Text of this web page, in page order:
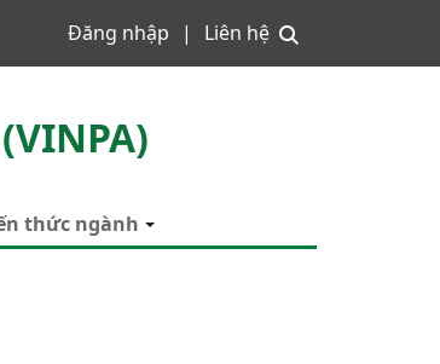
Đăng nhập Liên hệ
thức ngành